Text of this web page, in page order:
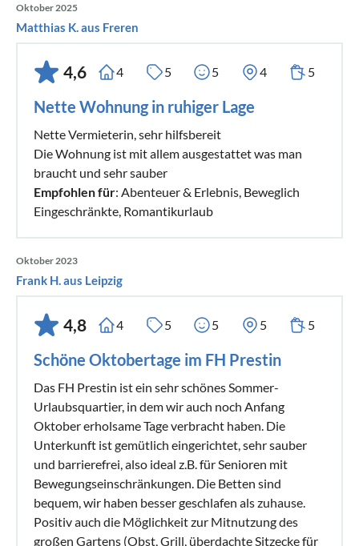
Oktober 2025
Matthias K. aus Freren
4,6 4 5 5 4 5
Nette Wohnung in ruhiger Lage
Nette Vermieterin, sehr hilfsbereit
Die Wohnung ist mit allem ausgestattet was man
braucht und sehr sauber
Empfohlen für: Abenteuer & Erlebnis, Beweglich
Eingeschränkte, Romantikurlaub
Oktober 2023
Frank H. aus Leipzig
4,8 4 5 5 5 5
Schöne Oktobertage im FH Prestin
Das FH Prestin ist ein sehr schönes Sommer-
Urlaubsquartier, in dem wir auch noch Anfang
Oktober erholsame Tage verbracht haben. Die
Unterkunft ist gemütlich eingerichtet, sehr sauber
und barrierefrei, also ideal z.B. für Senioren mit
Bewegungseinschränkungen. Die Betten sind
bequem, wir haben besser geschlafen als zuhause.
Positiv auch die Möglichkeit zur Mitnutzung des
großen Gartens (Obst, Grill, überdachte Sitzecke für